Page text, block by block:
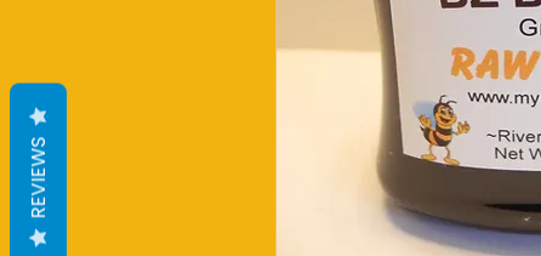
REVIEWS